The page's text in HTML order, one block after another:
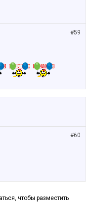
#59
#60
чтобы разместить